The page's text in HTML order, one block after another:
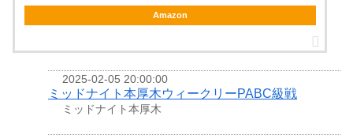
Amazon
2025-02-05 20:00:00
ミッドナイト本厚木ウィークリーPABC級戦
ミッドナイト本厚木